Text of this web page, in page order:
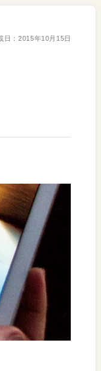
日： 2015年10月15日